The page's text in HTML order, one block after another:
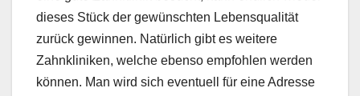
dieses Stück der gewünschten Lebensqualität
zurück gewinnen. Natürlich gibt es weitere
Zahnkliniken, welche ebenso empfohlen werden
können. Man wird sich eventuell für eine Adresse